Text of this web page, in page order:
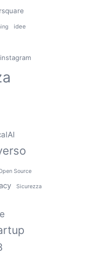
idee
instagram
Source
Sicurezza